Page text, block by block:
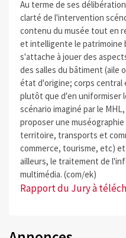
Au terme de ses
clarté de l'intervention
contenu du musée tout en
et intelligente le patrimoine
s'attache à jouer des
des salles du bâtiment (aile
état d'origine; corps central
plutôt que d'en uniformiser
scénario imaginé par le
proposer une
territoire, transports et
commerce, tourisme, etc)
ailleurs, le traitement de
multimédia. (com/ek)
Rapport du Jury à